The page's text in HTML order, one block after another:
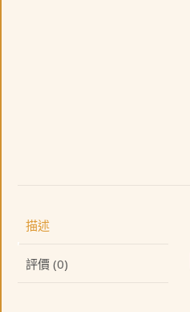
描述
評價 (0)